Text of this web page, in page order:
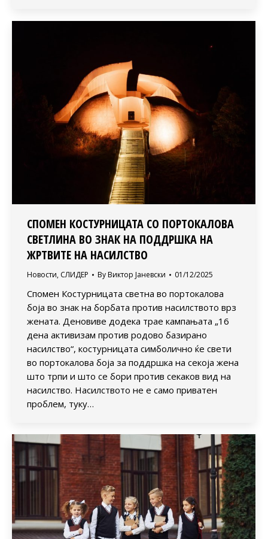
СПОМЕН КОСТУРНИЦАТА СО ПОРТОКАЛОВА
СВЕТЛИНА ВО ЗНАК НА ПОДДРШКА НА
ЖРТВИТЕ НА НАСИЛСТВО
Новости, СЛИДЕР By Виктор Јаневски 01/12/2025
Спомен Костурницата светна во портокалова
боја во знак на борбата против насилството врз
жената. Деновиве додека трае кампањата „16
дена активизам против родово базирано
насилство“, костурницата симболично ќе свети
во портокалова боја за поддршка на секоја жена
што трпи и што се бори против секаков вид на
насилство. Насилството не е само приватен
проблем, туку…